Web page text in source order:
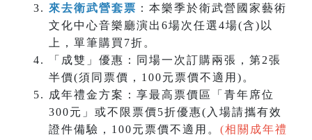
來去衛武營套票 ：本樂季於衛武營國家藝術
文化中心音樂廳演出6場次任選4場(含)以
上，單筆購買7折。
「成雙」優惠：同場一次訂購兩張，第2張
半價(須同票價，100元票價不適用)。
成年禮金方案：享最高票價區「青年席位
300元」或不限票價5折優惠(入場請攜有效
證件備驗，100元票價不適用。 (相關成年禮